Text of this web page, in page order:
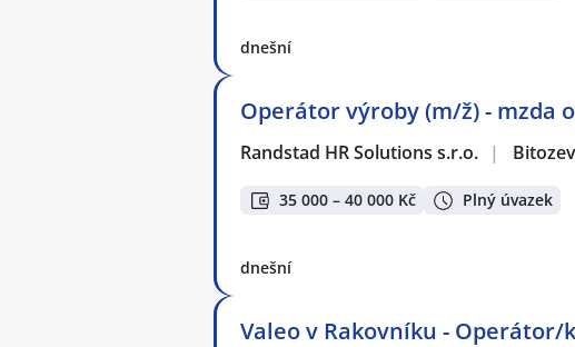
dnešní
Operátor výroby (m/ž) - mzda
Randstad HR Solutions s.r.o. |
35 000 – 40 000 Kč Plný úvazek
dnešní
Valeo v Rakovníku - Operátor/